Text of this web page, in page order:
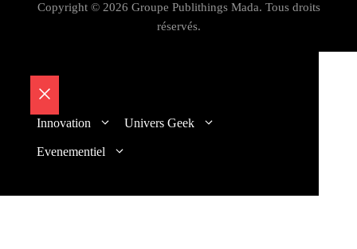
Copyright © 2026 Groupe Publithings Mada. Tous droits
réservés.
Fermer
Innovation Univers Geek
Evenementiel